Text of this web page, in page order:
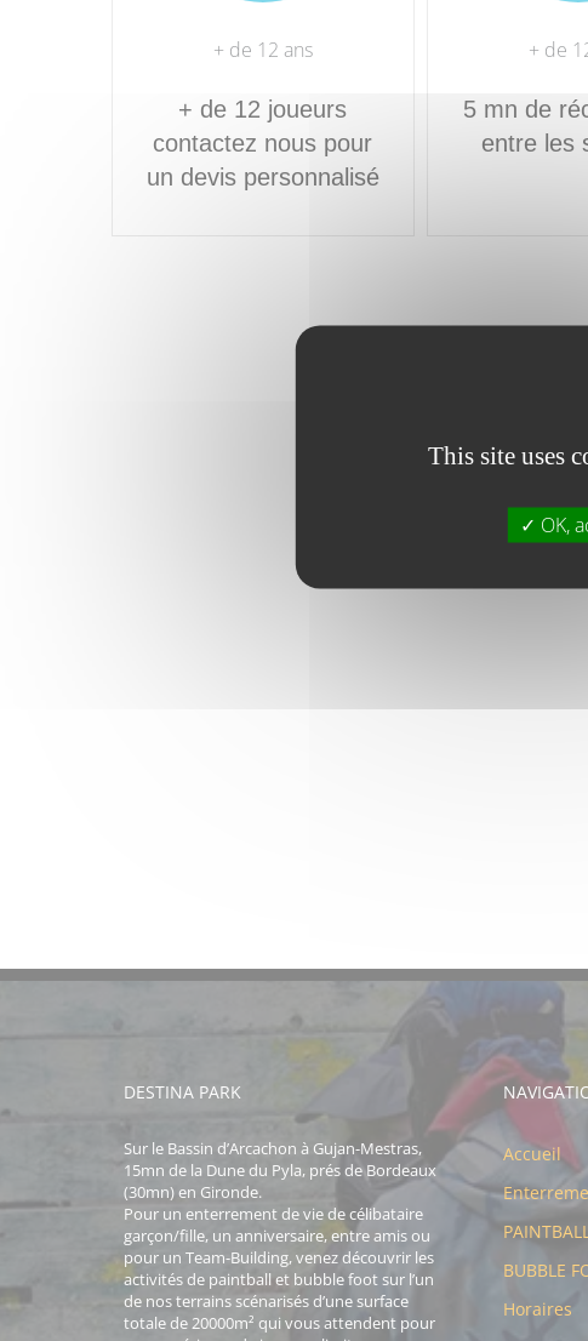
+ de 12 ans
+ de 12 joueurs
contactez nous pour
un devis personnalisé
+ de
5 mn de
entre les
DESTINA PARK
Sur le Bassin d’Arcachon à Gujan-Mestras,
15mn de la Dune du Pyla, prés de Bordeaux
(30mn) en Gironde.
Pour un enterrement de vie de célibataire
garçon/fille, un anniversaire, entre amis ou
pour un Team-Building, venez découvrir les
activités de paintball et bubble foot sur l’un
de nos terrains scénarisés d’une surface
totale de 20000m² qui vous attendent pour
Accueil
BUBBLE
Horaires
This site uses
OK,